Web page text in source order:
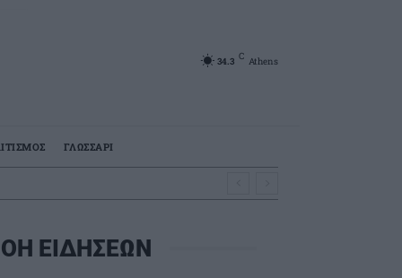
34.3 C Athens
ΓΛΩΣΣΑΡΙ
ΕΙΔΗΣΕΩΝ